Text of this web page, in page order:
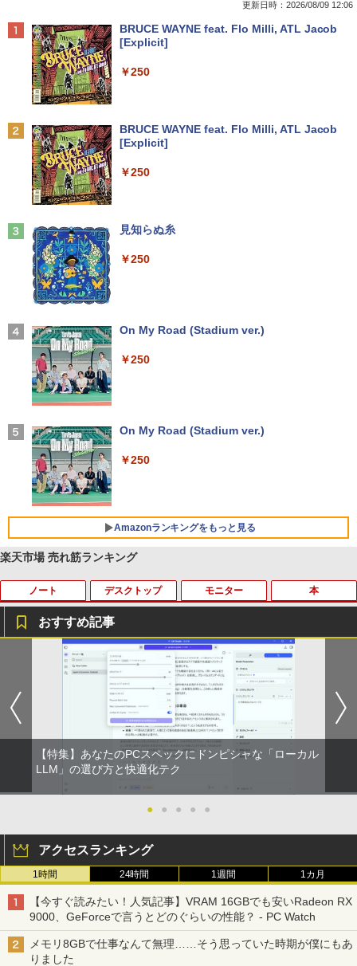
Anker Soundcore P40i オフホワイト
Anker Soundcore P31i ブラック
Anker Soundcore Liberty 5 ミッドナイトブ
【2026年アップグレード版】AOKIMI ワイヤ
軽量 ブルートゥースHi-Fi 最大36時間再生 ぶ
￥1,964
￥3,480
更新日時：2026/08/09 12:06
BRUCE WAYNE feat. Flo Milli, ATL Jacob
[Explicit]
￥250
BRUCE WAYNE feat. Flo Milli, ATL Jacob
[Explicit]
￥250
見知らぬ糸
￥250
On My Road (Stadium ver.)
￥250
On My Road (Stadium ver.)
￥250
Amazonランキングをもっと見る
【Amazon.co.jp限定】 い・ろ・は・す 2L P
ET ラベルレス ×8本
￥1,112
by Amazon 天然水 ラベルレス 500ml ×24本
富士山の天然水 バナジウム含有 水 ミネラル
ウォーター ペットボトル 静岡県産 500ミリリ
ットル (Smart Basic)
￥1,380
by Amazon 天然水ラベルレス 2L×9本
￥1,117
by Amazon 炭酸水 ラベルレス 500ml ×24本
強炭酸水 ペットボトル 500ミリリットル (Sm
art Basic)
薬屋のひとりごと 17巻 (デジタル版ビッグガ
ンガンコミックス)
￥770
異世界居酒屋「のぶ」(22) (角川コミックス・
エース)
￥832
ONE PIECE モノクロ版 115 (ジャンプコミッ
クスDIGITAL)
￥594
HUNTER×HUNTER モノクロ版 39 (ジャンプ
コミックスDIGITAL)
￥572
楽天市場 売れ筋ランキング
ノート
8月5日限定10倍＆抽選10000P！｜2021
年モデル！高性能ノートパソコン Windo
ws11 富士通 LIFEBOOK A5511 第11世
代Celeron 6305U最大メモリ32GB 秒速
起動新品SSD2TB テンキー内蔵 15.6型大
画面 ノートパソコン中古 オフィス付き
Microsoftoffice2024可 送料無料 WIFI
￥15,120
ndows11 Pro Office 2024付き メモリ16
GB SSD512GB 12型/14型選択可 Blueto
oth 無線LAN USB3.0 軽量 モバイル ビ
ジネス 在宅勤務 学生向け
￥21,980
デスクトップ
R309-Apple Mac mini A1347 1点 MacO
S Catalina 10.15.7/CPU Core i5-4260U/
メモリ 4GB/SATA 500GB intel HD Grap
hics 5000 1536MB グラフィックス搭載
★送料無料【中古動作品】
￥6,480
2
中古パソコン | NEC | Mate MRL36L-5 |
Windows11 | デスクトップ | 一年保証 |
Hz | MEM:8GB | SSD:256GB(新品) | DV
Dマルチ | Win11Pro64bit
￥15,000
3
【エントリーでポイント100％還元のチ
ャンス】GMKtec G5S ミニpc 【Intel N
モニター
【中古良品】【安心保証】Princeton 21.
5型ワイドカラー液晶ディスプレイ PTF
WDE-22W / PTFBDE-22W ブラック/ ホ
ワイト色 スピーカー搭載 プリンストン
￥4,050
21.5型〜27型ワイド 【HDMI対応 / FULL
HD解像度】 大手メーカー液晶 (Dell/HP/
witch PS4 PS5対応 【整備済み中古品】
￥6,470
【選べる2色 コスパ抜群】モバイルモニ
ター 15.6インチ フルHD 100%sRGB 非
光沢IPS パネル Type-C対応 miniHDMI V
本
YOGAポーズの教科書 [ 綿本彰 ]
￥2,090
ザ・ファブル 全巻セット(1-22巻セット)
￥19,118
3 現代ギリシア語辞典第3版 [ 川原拓雄 ]
￥19,800
おすすめ記事
【特集】あなたのPCスペックにドンピシャな「ローカル
LLM」の選び方と快適化テク
● ● ● ● ●
アクセスランキング
1時間 24時間 1週間 1カ月
【今すぐ読みたい！人気記事】VRAM 16GBでも安いRadeon RX
9000、GeForceで言うとどのぐらいの性能？ - PC Watch
メモリ8GBで仕事なんて無理……そう思っていた時期が僕にもあ
りました